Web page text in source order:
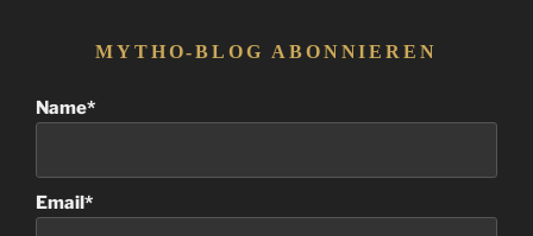
MYTHO-BLOG ABONNIEREN
Name*
Email*